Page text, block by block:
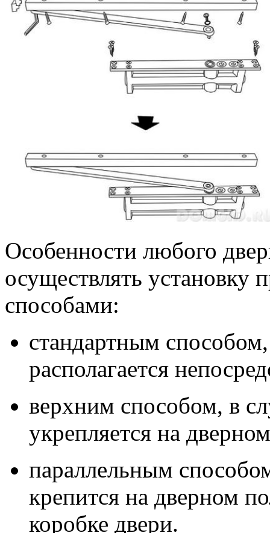
Особенности любого
осуществлять
способами:
стандартным
располагается
верхним способом, в
укрепляется на
параллельным
крепится на дверном
коробке двери.